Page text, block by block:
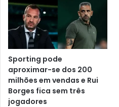
Sporting pode
aproximar-se dos 200
milhões em vendas e Rui
Borges fica sem três
jogadores